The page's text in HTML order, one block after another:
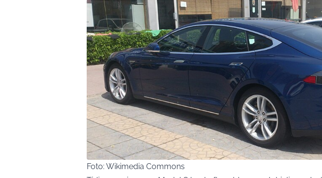
Foto: Wikimedia Commons